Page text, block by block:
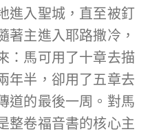
進入聖城，直至被釘
著主進入耶路撒冷，
：馬可用了十章去描
年半，卻用了五章去
道的最後一周。對馬
整卷福音書的核心主